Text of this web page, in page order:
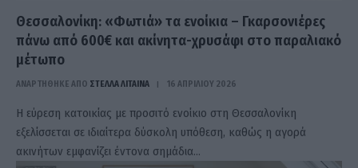
Θεσσαλονίκη: «Φωτιά» τα ενοίκια – Γκαρσονιέρες
πάνω από 600€ και ακίνητα-χρυσάφι στο παραλιακό
μέτωπο
ΑΝΑΡΤΗΘΗΚΕ ΑΠΟ ΣΤΈΛΛΑ ΛΊΤΑΙΝΑ 16 ΑΠΡΙΛΊΟΥ 2026
Η εύρεση κατοικίας με προσιτό ενοίκιο στη Θεσσαλονίκη
εξελίσσεται σε ιδιαίτερα δύσκολη υπόθεση, καθώς η αγορά
ακινήτων εμφανίζει έντονα σημάδια…